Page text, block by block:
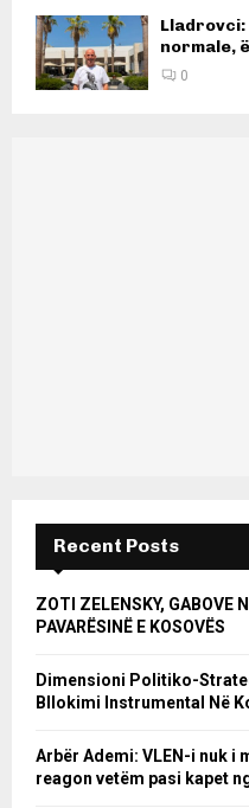
normale,
0
Recent Posts
ZOTI ZELENSKY, GABOVE
PAVARËSINË E KOSOVËS
Dimensioni Politiko-
Bllokimi Instrumental Në
Arbër Ademi: VLEN-i nuk i
reagon vetëm pasi kapet